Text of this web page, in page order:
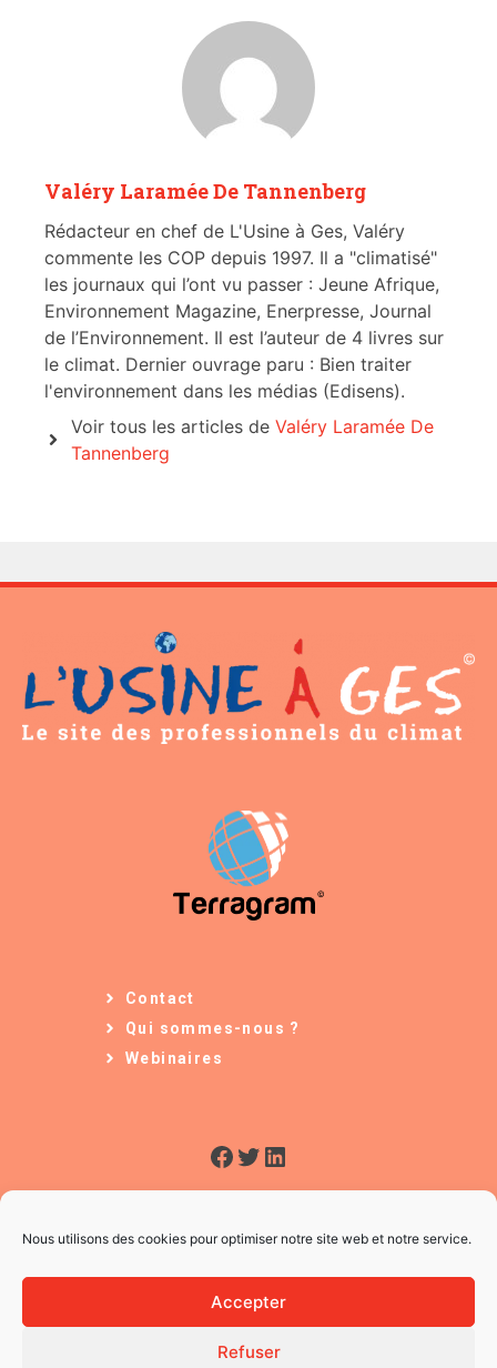
Nous utilisons des cookies pour optimiser notre site web et notre service.
Accepter
Refuser
Valéry Laramée De Tannenberg
Rédacteur en chef de L'Usine à Ges, Valéry
commente les COP depuis 1997. Il a "climatisé"
les journaux qui l’ont vu passer : Jeune Afrique,
Environnement Magazine, Enerpresse, Journal
de l’Environnement. Il est l’auteur de 4 livres sur
le climat. Dernier ouvrage paru : Bien traiter
l'environnement dans les médias (Edisens).
Voir tous les articles de Valéry Laramée De
Tannenberg
Contact
Qui sommes-nous ?
Webinaires
Facebook
Twitter
LinkedIn
© 2026 L'Usine à Ges